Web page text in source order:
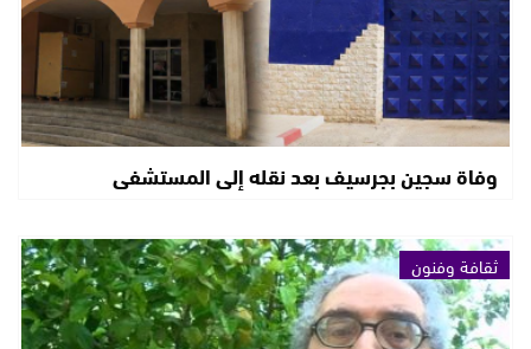
وفاة سجين بجرسيف بعد نقله إلى المستشفى
ثقافة وفنون